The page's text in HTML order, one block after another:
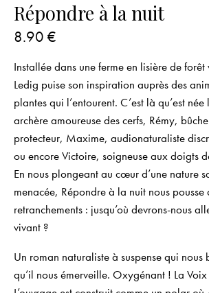
Répondre à la nuit
8.90 €
Installée dans une ferme en lisière de
Ledig puise son inspiration auprès des
plantes qui l’entourent. C’est là qu’est née
archère amoureuse des cerfs, Rémy,
protecteur, Maxime, audionaturaliste
ou encore Victoire, soigneuse aux doigts
En nous plongeant au cœur d’une nature
menacée, Répondre à la nuit nous pousse
retranchements : jusqu’où devrons-nous
vivant ?
Un roman naturaliste à suspense qui nous
qu’il nous émerveille. Oxygénant ! La